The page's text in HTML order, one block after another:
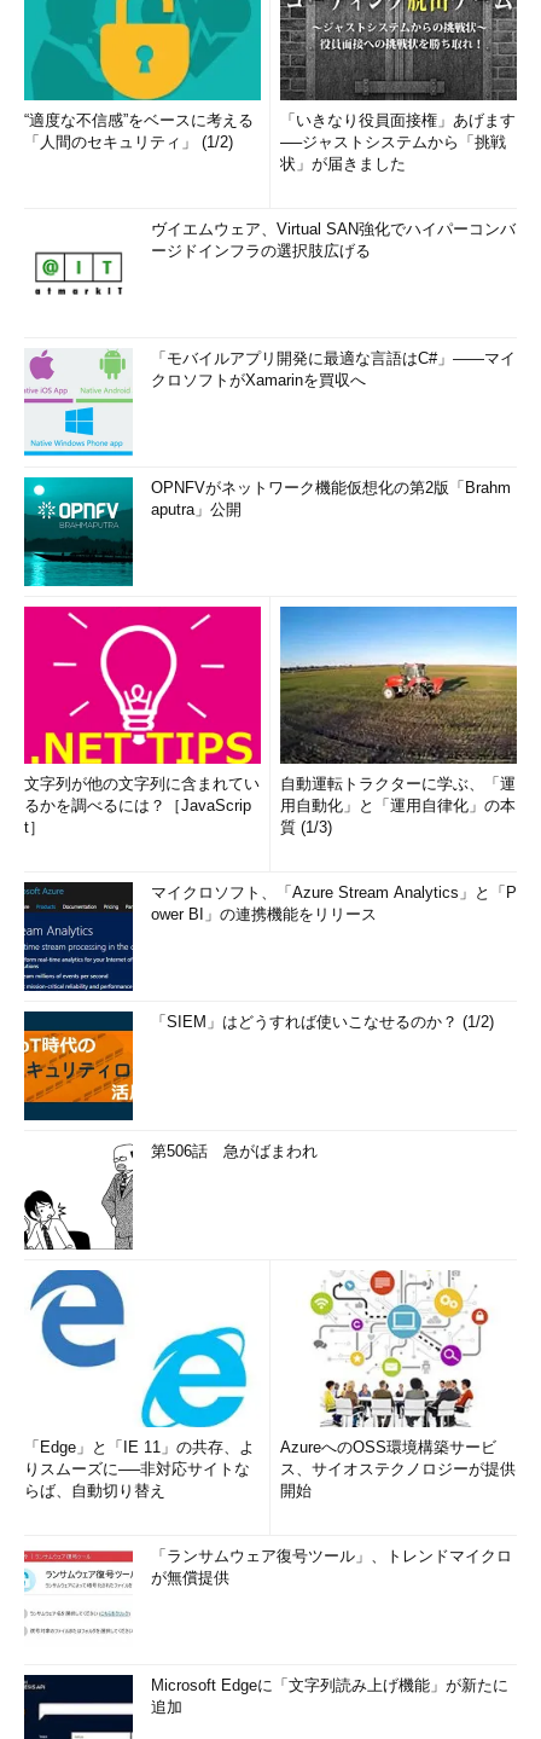
“適度な不信感”をベースに考える
「人間のセキュリティ」 (1/2)
「いきなり役員面接権」あげます
──ジャストシステムから「挑戦
状」が届きました
ヴイエムウェア、Virtual SAN強化でハイパーコンバ
ージドインフラの選択肢広げる
「モバイルアプリ開発に最適な言語はC#」――マイ
クロソフトがXamarinを買収へ
OPNFVがネットワーク機能仮想化の第2版「Brahm
aputra」公開
文字列が他の文字列に含まれてい
るかを調べるには？［JavaScrip
t］
自動運転トラクターに学ぶ、「運
用自動化」と「運用自律化」の本
質 (1/3)
マイクロソフト、「Azure Stream Analytics」と「P
ower BI」の連携機能をリリース
「SIEM」はどうすれば使いこなせるのか？ (1/2)
第506話 急がばまわれ
「Edge」と「IE 11」の共存、よ
りスムーズに──非対応サイトな
らば、自動切り替え
AzureへのOSS環境構築サービ
ス、サイオステクノロジーが提供
開始
「ランサムウェア復号ツール」、トレンドマイクロ
が無償提供
Microsoft Edgeに「文字列読み上げ機能」が新たに
追加